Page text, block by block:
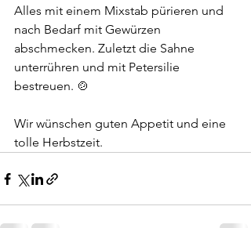
Alles mit einem Mixstab pürieren und
nach Bedarf mit Gewürzen
abschmecken. Zuletzt die Sahne
unterrühren und mit Petersilie
bestreuen. 🍲
Wir wünschen guten Appetit und eine
tolle Herbstzeit.